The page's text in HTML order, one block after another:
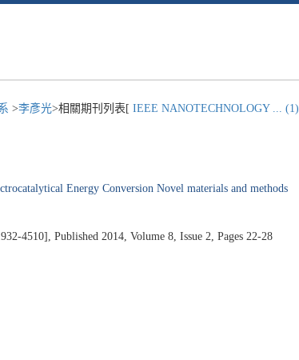
>李彥光>相關期刊列表[ IEEE NANOTECHNOLOGY ... (1)
Energy Conversion Novel materials and methods
4510], Published 2014, Volume 8, Issue 2, Pages 22-28